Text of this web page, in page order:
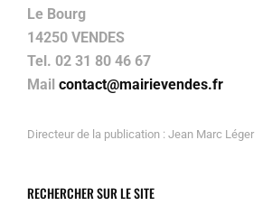
Le Bourg
14250 VENDES
Tel. 02 31 80 46 67
Mail contact@mairievendes.fr
Directeur de la publication : Jean Marc Léger
RECHERCHER SUR LE SITE